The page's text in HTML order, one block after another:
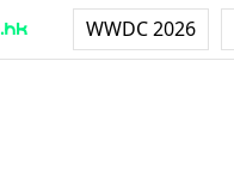
WWDC 2026